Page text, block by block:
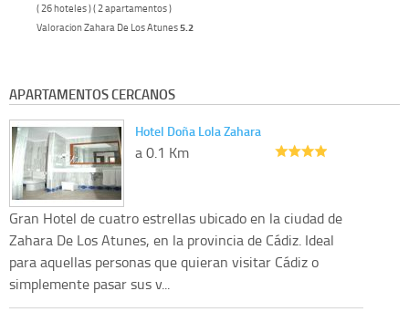
( 26 hoteles ) ( 2 apartamentos )
Valoracion Zahara De Los Atunes5.2
APARTAMENTOS CERCANOS
Hotel Doña Lola Zahara
a 0.1 Km
Gran Hotel de cuatro estrellas ubicado en la ciudad de
Zahara De Los Atunes, en la provincia de Cádiz. Ideal
para aquellas personas que quieran visitar Cádiz o
simplemente pasar sus v...